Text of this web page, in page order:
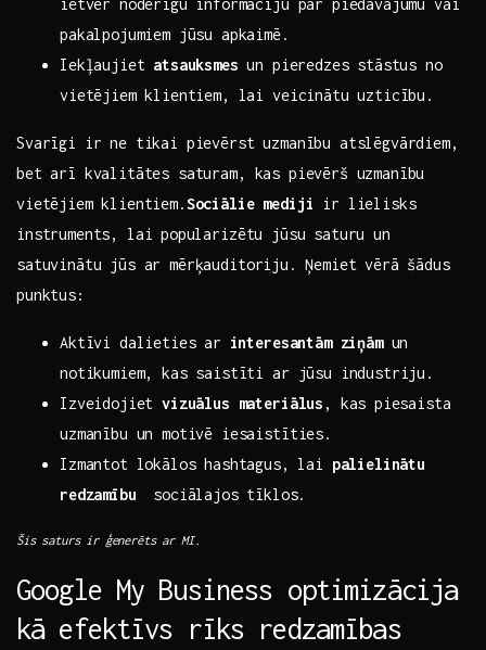
ietver noderīgu informāciju par piedāvājumu vai ​
pakalpojumiem jūsu apkaimē.
Iekļaujiet​ atsauksmes un⁢ pieredzes stāstus no
vietējiem klientiem, lai veicinātu uzticību.
Svarīgi ir ne tikai pievērst uzmanību atslēgvārdiem,
‍bet arī kvalitātes saturam, kas pievērš uzmanību
vietējiem klientiem.Sociālie mediji ir lielisks
instruments, lai⁣ popularizētu jūsu saturu un
satuvinātu jūs ar mērķauditoriju.⁤ Ņemiet vērā šādus
punktus:
Aktīvi dalieties ar⁣ interesantām ziņāmun
notikumiem, kas saistīti ar jūsu​ industriju.
Izveidojietvizuālus materiālus , kas ⁣piesaista
uzmanību un motivē iesaistīties.
Izmantot lokālos hashtagus, ⁣lai palielinātu
redzamību ​ sociālajos ⁣tīklos.
Šis saturs ir ģenerēts ar‌ MI.
Google My Business ​optimizācija
kā efektīvs rīks redzamības